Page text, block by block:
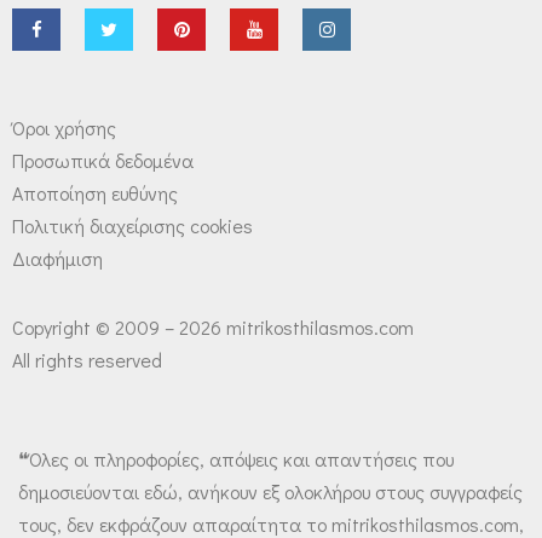
Όροι χρήσης
Προσωπικά δεδομένα
Αποποίηση ευθύνης
Πολιτική διαχείρισης cookies
Διαφήμιση
Copyright © 2009 – 2026 mitrikosthilasmos.com
All rights reserved
❝Όλες οι πληροφορίες, απόψεις και απαντήσεις που
δημοσιεύονται εδώ, ανήκουν εξ ολοκλήρου στους συγγραφείς
τους, δεν εκφράζουν απαραίτητα το mitrikosthilasmos.com,